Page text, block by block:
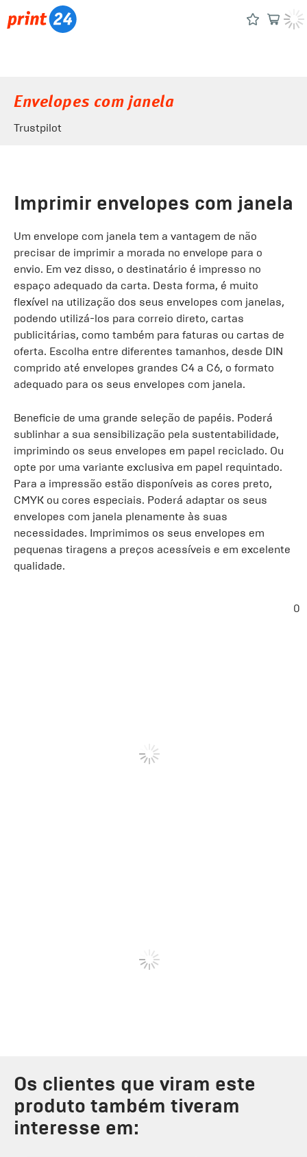
Envelopes com janela
Trustpilot
Imprimir envelopes com janela
Um envelope com janela tem a vantagem de não
precisar de imprimir a morada no envelope para o
envio. Em vez disso, o destinatário é impresso no
espaço adequado da carta. Desta forma, é muito
flexível na utilização dos seus envelopes com janelas,
podendo utilizá-los para correio direto, cartas
publicitárias, como também para faturas ou cartas de
oferta. Escolha entre diferentes tamanhos, desde DIN
comprido até envelopes grandes C4 a C6, o formato
adequado para os seus envelopes com janela.
Beneficie de uma grande seleção de papéis. Poderá
sublinhar a sua sensibilização pela sustentabilidade,
imprimindo os seus envelopes em papel reciclado. Ou
opte por uma variante exclusiva em papel requintado.
Para a impressão estão disponíveis as cores preto,
CMYK ou cores especiais. Poderá adaptar os seus
envelopes com janela plenamente às suas
necessidades. Imprimimos os seus envelopes em
pequenas tiragens a preços acessíveis e em excelente
qualidade.
0
Os clientes que viram este
produto também tiveram
interesse em: